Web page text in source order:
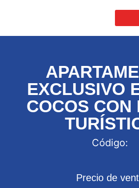
EXCLUSIVO
COCOS CON
Código:
Precio de